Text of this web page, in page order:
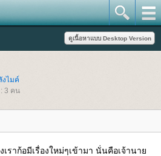
ไมค์
3 คน
ราก้อมีเรื่องใหม่ๆเข้ามา นั่นคือเจ้านา